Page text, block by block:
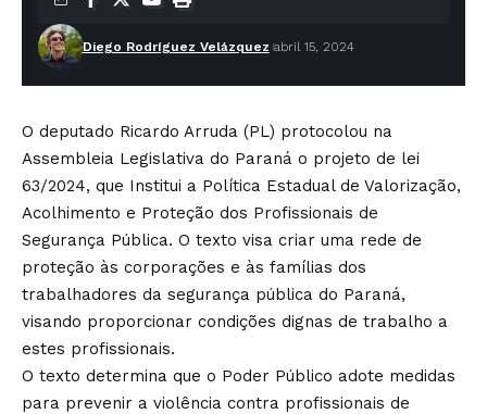
Diego Rodríguez Velázquez abril 15, 2024
O deputado Ricardo Arruda (PL) protocolou na
Assembleia Legislativa do Paraná o projeto de lei
63/2024, que Institui a Política Estadual de Valorização,
Acolhimento e Proteção dos Profissionais de
Segurança Pública. O texto visa criar uma rede de
proteção às corporações e às famílias dos
trabalhadores da segurança pública do Paraná,
visando proporcionar condições dignas de trabalho a
estes profissionais.
O texto determina que o Poder Público adote medidas
para prevenir a violência contra profissionais de